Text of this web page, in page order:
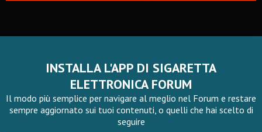
INSTALLA L'APP DI SIGARETTA
ELETTRONICA FORUM
Il modo più semplice per navigare al meglio nel Forum e restare
sempre aggiornato sui tuoi contenuti, o quelli che hai scelto di
seguire